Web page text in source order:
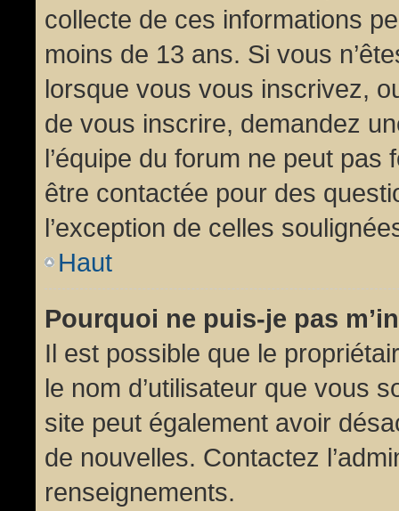
collecte de ces informations
moins de 13 ans. Si vous
lorsque vous vous inscrivez,
de vous inscrire, demandez
l’équipe du forum ne peut
être contactée pour des
l’exception de celles
Haut
Pourquoi ne puis-je pas
Il est possible que le
le nom d’utilisateur que vous
site peut également avoir
de nouvelles. Contactez
renseignements.